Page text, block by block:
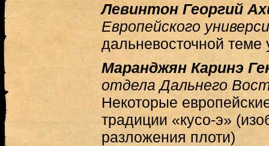
Левинтон Георгий
Европейского
дальневосточной
Маранджян Каринэ
отдела Дальнего
Некоторые
традиции «кусо-э»
разложения плоти)